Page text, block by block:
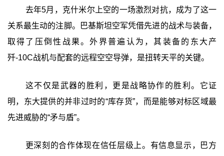
去年5月，克什米尔上空的一场激烈对抗，成为了这一
关系最生动的注脚。巴基斯坦空军凭借先进的战术与装备，
取得了压倒性战果。外界普遍认为，其装备的东大产
歼-10C战机与配套的远程空空导弹，是扭转天平的关键。
这不仅是武器的胜利，更是战略协作的胜利。它证
明，东大提供的并非过时的“库存货”，而是能够对标区域最
先进威胁的“矛与盾”。
更深刻的合作体现在信任层级上。有信息显示，巴方